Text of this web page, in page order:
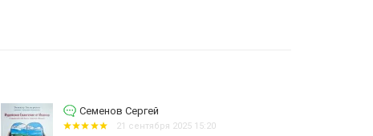
Семенов Сергей
21 сентября 2025 15:20